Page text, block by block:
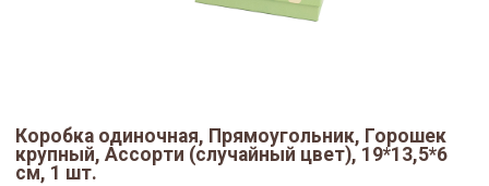
Коробка одиночная, Прямоугольник, Горошек
крупный, Ассорти (случайный цвет), 19*13,5*6
см, 1 шт.